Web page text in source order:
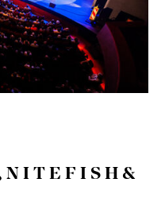
I T E F I S H &